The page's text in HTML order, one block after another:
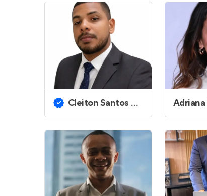
Cleiton Santos Figueiredo